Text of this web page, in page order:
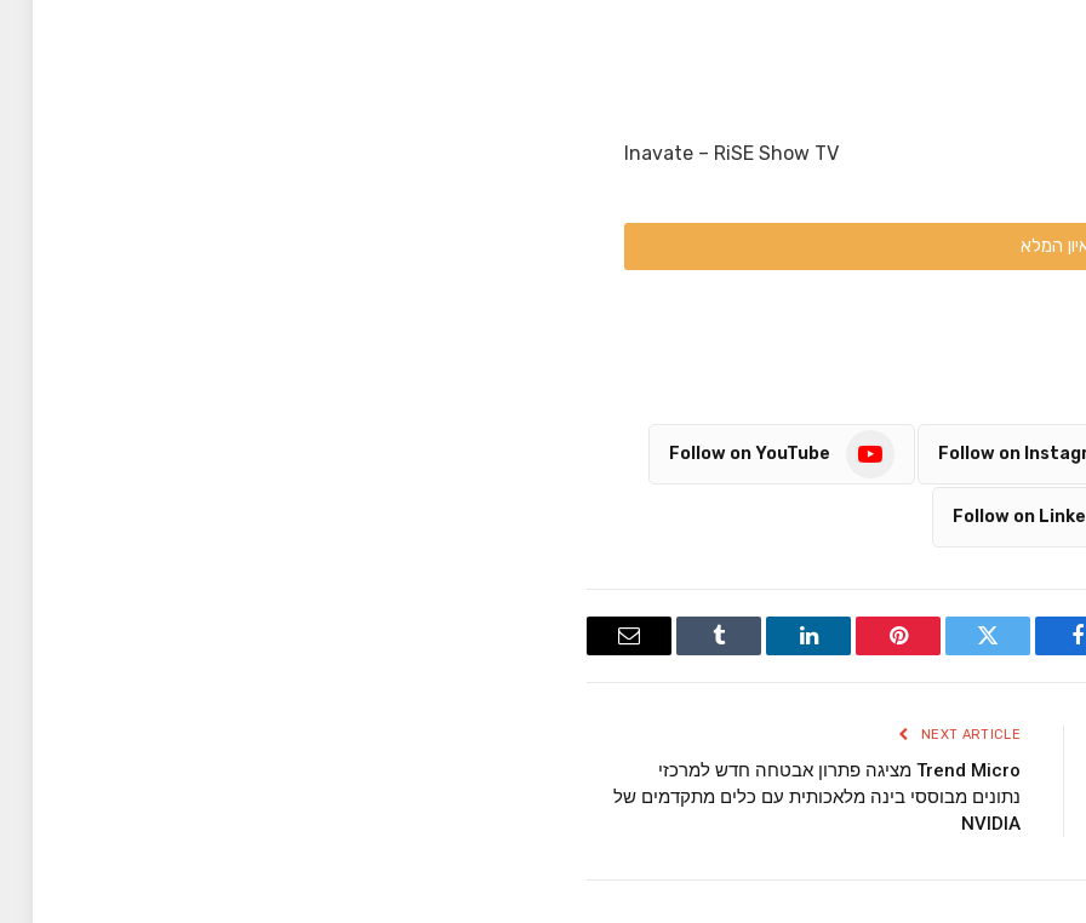
Inavate – RiSE Show TV
המלא
Follow on
Follow on YouTube
Follow on
Facebook
Twitter
Pinterest
LinkedIn
Tumblr
Email
NEXT ARTICLE
Trend Micro מציגה פתרון אבטחה חדש למרכזי
נתונים מבוססי בינה מלאכותית עם כלים מתקדמים של
NVIDIA